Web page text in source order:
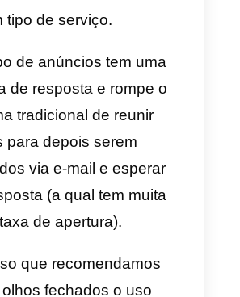
para gerenciar as
os chatbots ou com
como a
.
utilizar anúncios do